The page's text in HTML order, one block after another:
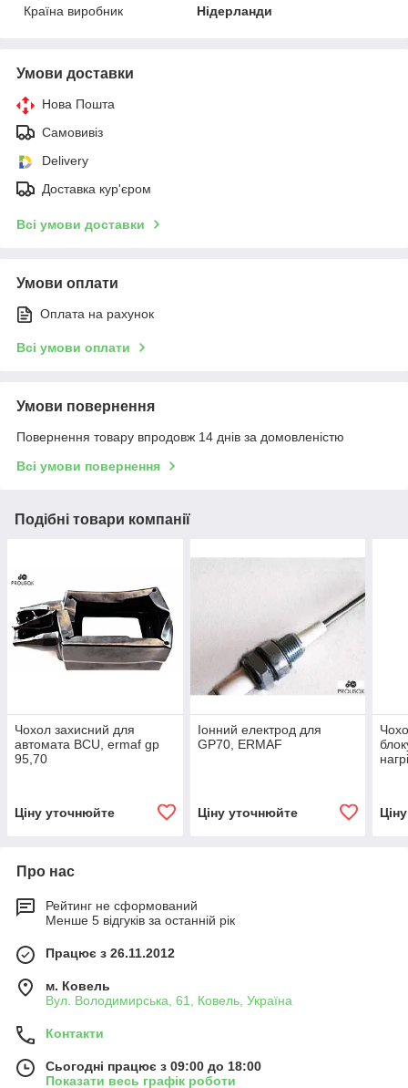
Країна виробник
Нідерланди
Умови доставки
Нова Пошта
Самовивіз
Delivery
Доставка кур'єром
Всі умови доставки
Умови оплати
Оплата на рахунок
Всі умови оплати
Умови повернення
Повернення товару впродовж 14 днів за домовленістю
Всі умови повернення
Подібні товари компанії
Чохол захисний для
автомата BCU, ermaf gp
95,70
Ціну уточнюйте
Іонний електрод для
GP70, ERMAF
Ціну уточнюйте
Про нас
Рейтинг не сформований
Менше 5 відгуків за останній рік
Працює з 26.11.2012
м. Ковель
Вул. Володимирська, 61, Ковель, Україна
Контакти
Сьогодні працює з 09:00 до 18:00
Показати весь графік роботи